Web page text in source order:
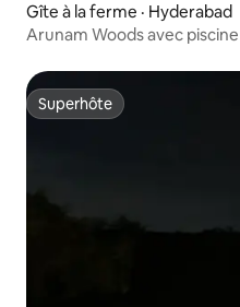
Gîte à la ferme · Hyderabad
Arunam Woods avec
Superhôte
Superhôte